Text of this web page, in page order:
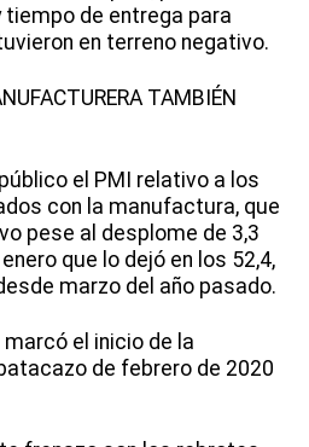
de entrega para
en terreno negativo.
TAMBIÉN
el PMI relativo a los
con la manufactura, que
pese al desplome de 3,3
que lo dejó en los 52,4,
marzo del año pasado.
el inicio de la
de febrero de 2020